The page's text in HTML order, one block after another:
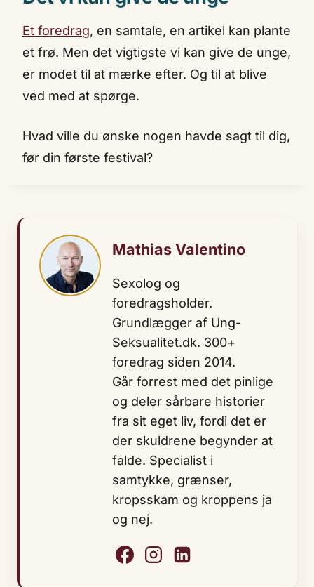
Et foredrag, en samtale, en artikel kan plante
et frø. Men det vigtigste vi kan give de unge,
er modet til at mærke efter. Og til at blive
ved med at spørge.
Hvad ville du ønske nogen havde sagt til dig,
før din første festival?
Mathias Valentino
Sexolog og
foredragsholder.
Grundlægger af Ung-
Seksualitet.dk. 300+
foredrag siden 2014.
Går forrest med det pinlige
og deler sårbare historier
fra sit eget liv, fordi det er
der skuldrene begynder at
falde. Specialist i
samtykke, grænser,
kropsskam og kroppens ja
og nej.